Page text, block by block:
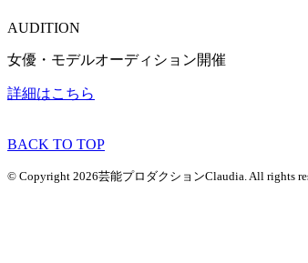
AUDITION
女優・モデルオーディション開催
詳細はこちら
BACK TO TOP
© Copyright 2026芸能プロダクションClaudia. All rights